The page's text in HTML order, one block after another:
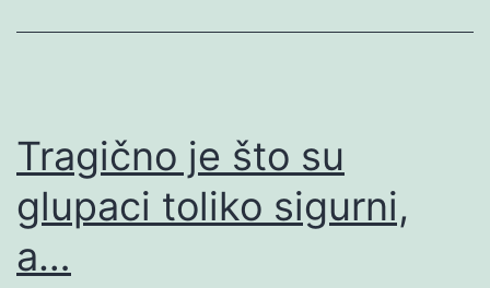
Tragično je što su
glupaci toliko sigurni,
a…